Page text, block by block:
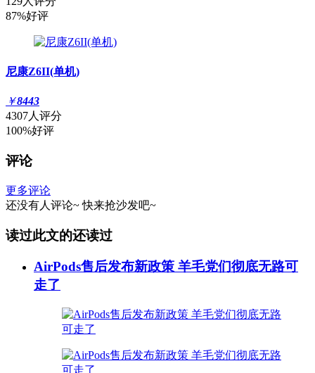
87%好评
尼康Z6II(单机)
￥8443
4307人评分
100%好评
评论
更多评论
还没有人评论~ 快来抢沙发吧~
读过此文的还读过
AirPods售后发布新政策 羊毛党们彻底无路可
走了